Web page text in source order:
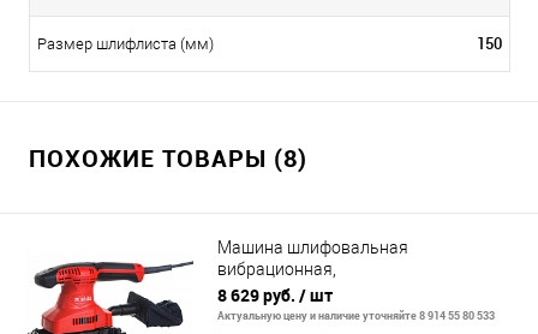
Размер шлифлиста (мм) 150
ПОХОЖИЕ ТОВАРЫ (8)
Машина шлифовальная
вибрационная,
190Вт,93х228мм,24000 б/мин.,ампл
12000мин-1
8 629 руб. / шт
Актуальную цену и наличие уточняйте 8 914 55 80 533